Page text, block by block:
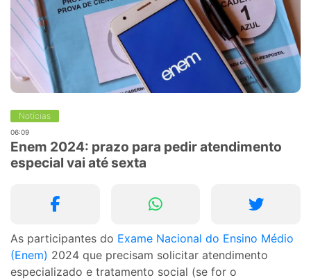
Notícias
06:09
Enem 2024: prazo para pedir atendimento
especial vai até sexta
As participantes do Exame Nacional do Ensino Médio
(Enem) 2024 que precisam solicitar atendimento
especializado e tratamento social (se for o